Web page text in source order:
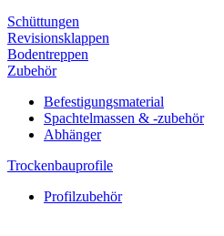
Schüttungen
Revisionsklappen
Bodentreppen
Zubehör
Befestigungsmaterial
Spachtelmassen & -zubehör
Abhänger
Trockenbauprofile
Profilzubehör